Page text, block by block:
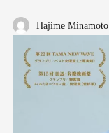
Hajime Minamoto